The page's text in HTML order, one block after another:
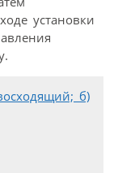
установки